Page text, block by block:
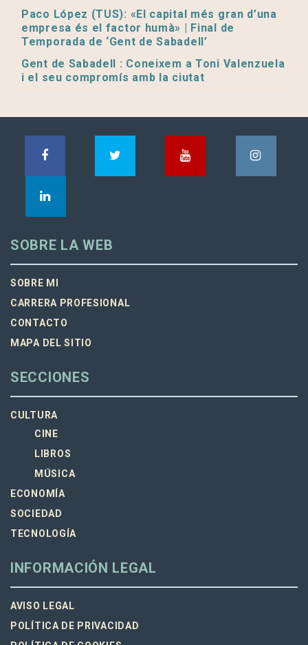
Paco López (TUS): «El capital més gran d’una
empresa és el factor humà» | Final de
Temporada de ‘Gent de Sabadell’
Gent de Sabadell : Coneixem a Toni Valenzuela
i el seu compromís amb la ciutat
SOBRE LA WEB
SOBRE MI
CARRERA PROFESIONAL
CONTACTO
MAPA DEL SITIO
SECCIONES
CULTURA
CINE
LIBROS
MÚSICA
ECONOMÍA
SOCIEDAD
TECNOLOGÍA
INFORMACIÓN LEGAL
AVISO LEGAL
POLÍTICA DE PRIVACIDAD